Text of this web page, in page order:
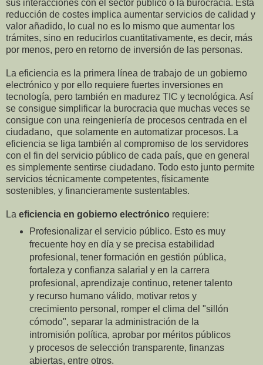
sus interacciones con el sector público o la burocracia. Esta
reducción de costes implica aumentar servicios de calidad y
valor añadido, lo cual no es lo mismo que aumentar los
trámites, sino en reducirlos cuantitativamente, es decir, más
por menos, pero en retorno de inversión de las personas.
La eficiencia es la primera línea de trabajo de un gobierno
electrónico y por ello requiere fuertes inversiones en
tecnología, pero también en madurez TIC y tecnológica. Así
se consigue simplificar la burocracia que muchas veces se
consigue con una reingeniería de procesos centrada en el
ciudadano, que solamente en automatizar procesos. La
eficiencia se liga también al compromiso de los servidores
con el fin del servicio público de cada país, que en general
es simplemente sentirse ciudadano. Todo esto junto permite
servicios técnicamente competentes, físicamente
sostenibles, y financieramente sustentables.
La eficiencia en gobierno electrónico requiere:
Profesionalizar el servicio público. Esto es muy
frecuente hoy en día y se precisa estabilidad
profesional, tener formación en gestión pública,
fortaleza y confianza salarial y en la carrera
profesional, aprendizaje continuo, retener talento
y recurso humano válido, motivar retos y
crecimiento personal, romper el clima del "sillón
cómodo", separar la administración de la
intromisión política, aprobar por méritos públicos
y procesos de selección transparente, finanzas
abiertas, entre otros.